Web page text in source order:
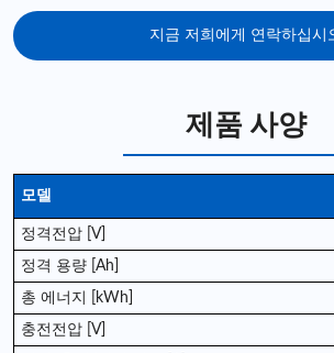
지금 저희에게 연락하십시
제품 사양
모델
정격전압 [V]
정격 용량 [Ah]
총 에너지 [kWh]
충전전압 [V]